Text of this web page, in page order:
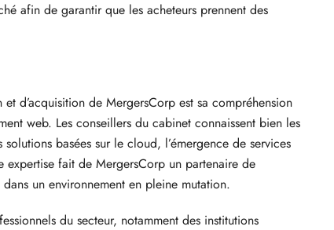
afin de garantir que les acheteurs prennent des
d’acquisition de MergersCorp est sa compréhension
web. Les conseillers du cabinet connaissent bien les
basées sur le cloud, l’émergence de services
expertise fait de MergersCorp un partenaire de
un environnement en pleine mutation.
du secteur, notamment des institutions